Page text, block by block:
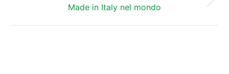
Prossimo
post:
Made in Italy nel mondo